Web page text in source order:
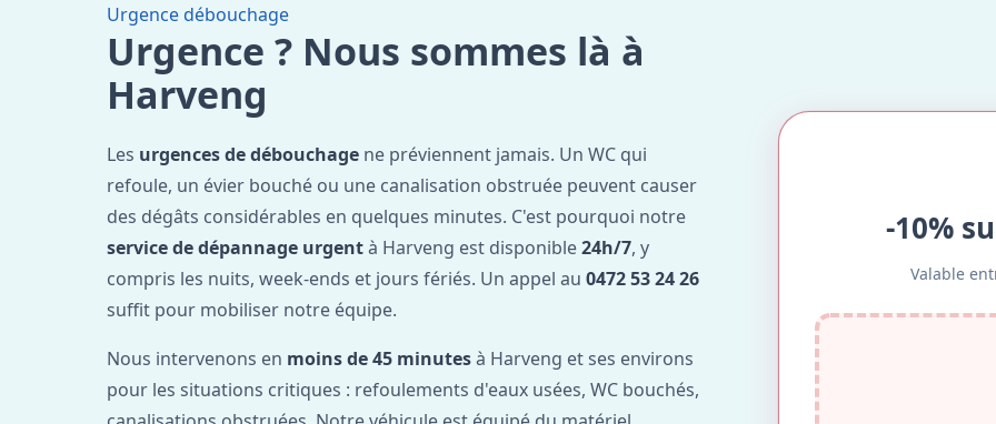
Urgence débouchage
Urgence ? Nous sommes là à
Harveng
Les urgences de débouchage ne préviennent jamais. Un WC qui
refoule, un évier bouché ou une canalisation obstruée peuvent causer
des dégâts considérables en quelques minutes. C'est pourquoi notre
service de dépannage urgentà Harveng est disponible24h/7, y
compris les nuits, week-ends et jours fériés. Un appel au 0472 53 24 26
suffit pour mobiliser notre équipe.
Nous intervenons en moins de 45 minutesà Harveng et ses environs
pour les situations critiques : refoulements d'eaux usées, WC bouchés,
-10%
Valable